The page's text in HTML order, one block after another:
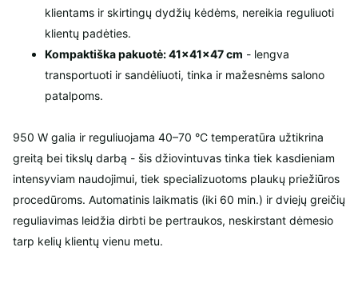
klientams ir skirtingų dydžių kėdėms, nereikia reguliuoti
klientų padėties.
Kompaktiška pakuotė: 41×41×47 cm - lengva
transportuoti ir sandėliuoti, tinka ir mažesnėms salono
patalpoms.
950 W galia ir reguliuojama 40–70 °C temperatūra užtikrina
greitą bei tikslų darbą - šis džiovintuvas tinka tiek kasdieniam
intensyviam naudojimui, tiek specializuotoms plaukų priežiūros
procedūroms. Automatinis laikmatis (iki 60 min.) ir dviejų greičių
reguliavimas leidžia dirbti be pertraukos, neskirstant dėmesio
tarp kelių klientų vienu metu.